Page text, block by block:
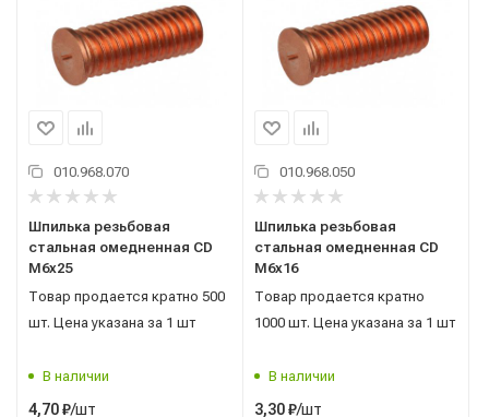
010.968.070
Шпилька резьбовая
стальная омедненная CD
М6х25
Товар продается кратно 500
шт. Цена указана за 1 шт
В наличии
4,70₽/шт
010.968.050
Шпилька резьбовая
стальная омедненная CD
М6х16
Товар продается кратно
1000 шт. Цена указана за 1 шт
В наличии
3,30₽/шт